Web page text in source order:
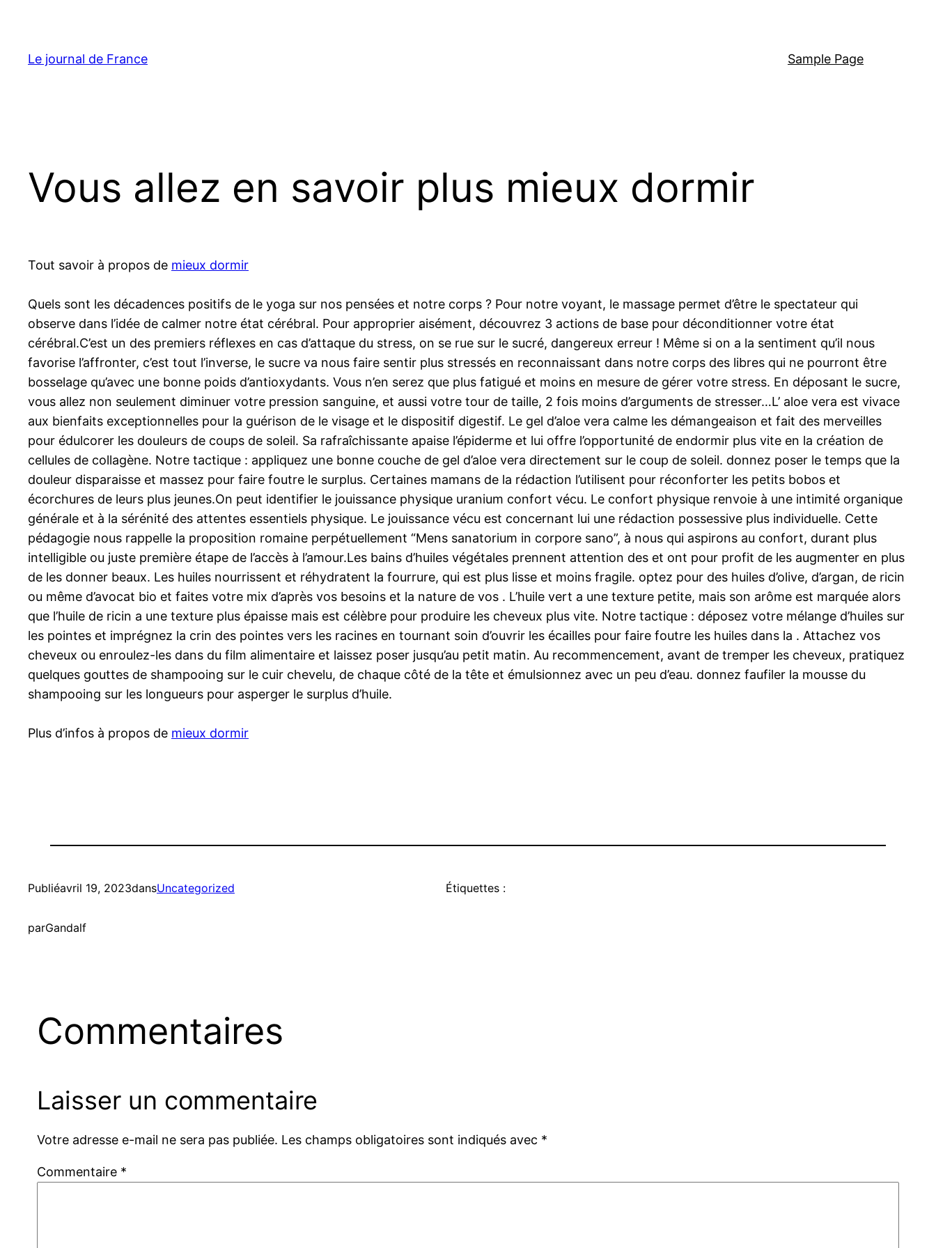
contenu
Le journal de France Sample Page
Vous allez en savoir plus mieux dormir
Tout savoir à propos de mieux dormir
Quels sont les décadences positifs de le yoga sur nos pensées et notre corps ? Pour notre voyant, le massage permet d’être le spectateur qui
observe dans l’idée de calmer notre état cérébral. Pour approprier aisément, découvrez 3 actions de base pour déconditionner votre état
cérébral.C’est un des premiers réflexes en cas d’attaque du stress, on se rue sur le sucré, dangereux erreur ! Même si on a la sentiment qu’il nous
favorise l’affronter, c’est tout l’inverse, le sucre va nous faire sentir plus stressés en reconnaissant dans notre corps des libres qui ne pourront être
bosselage qu’avec une bonne poids d’antioxydants. Vous n’en serez que plus fatigué et moins en mesure de gérer votre stress. En déposant le sucre,
vous allez non seulement diminuer votre pression sanguine, et aussi votre tour de taille, 2 fois moins d’arguments de stresser…L’ aloe vera est vivace
aux bienfaits exceptionnelles pour la guérison de le visage et le dispositif digestif. Le gel d’aloe vera calme les démangeaison et fait des merveilles
pour édulcorer les douleurs de coups de soleil. Sa rafraîchissante apaise l’épiderme et lui offre l’opportunité de endormir plus vite en la création de
cellules de collagène. Notre tactique : appliquez une bonne couche de gel d’aloe vera directement sur le coup de soleil. donnez poser le temps que la
douleur disparaisse et massez pour faire foutre le surplus. Certaines mamans de la rédaction l’utilisent pour réconforter les petits bobos et
écorchures de leurs plus jeunes.On peut identifier le jouissance physique uranium confort vécu. Le confort physique renvoie à une intimité organique
générale et à la sérénité des attentes essentiels physique. Le jouissance vécu est concernant lui une rédaction possessive plus individuelle. Cette
pédagogie nous rappelle la proposition romaine perpétuellement “Mens sanatorium in corpore sano”, à nous qui aspirons au confort, durant plus
intelligible ou juste première étape de l’accès à l’amour.Les bains d’huiles végétales prennent attention des et ont pour profit de les augmenter en plus
de les donner beaux. Les huiles nourrissent et réhydratent la fourrure, qui est plus lisse et moins fragile. optez pour des huiles d’olive, d’argan, de ricin
ou même d’avocat bio et faites votre mix d’après vos besoins et la nature de vos . L’huile vert a une texture petite, mais son arôme est marquée alors
que l’huile de ricin a une texture plus épaisse mais est célèbre pour produire les cheveux plus vite. Notre tactique : déposez votre mélange d’huiles sur
les pointes et imprégnez la crin des pointes vers les racines en tournant soin d’ouvrir les écailles pour faire foutre les huiles dans la . Attachez vos
cheveux ou enroulez-les dans du film alimentaire et laissez poser jusqu’au petit matin. Au recommencement, avant de tremper les cheveux, pratiquez
quelques gouttes de shampooing sur le cuir chevelu, de chaque côté de la tête et émulsionnez avec un peu d’eau. donnez faufiler la mousse du
shampooing sur les longueurs pour asperger le surplus d’huile.
Plus d’infos à propos de mieux dormir
Publiéavril 19, 2023dansUncategorized
parGandalf
Étiquettes :
Commentaires
Laisser un commentaire
Votre adresse e-mail ne sera pas publiée. Les champs obligatoires sont indiqués avec *
Commentaire *